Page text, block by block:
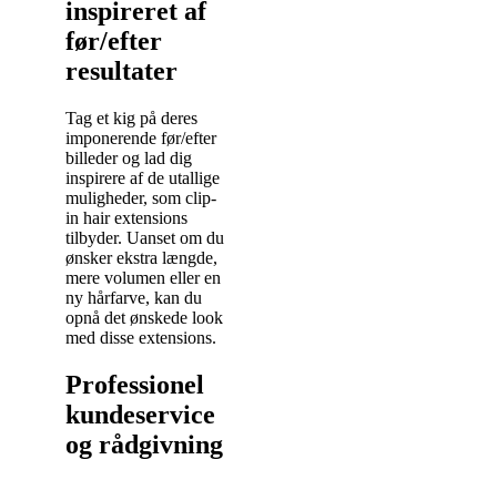
inspireret af
før/efter
resultater
Tag et kig på deres
imponerende før/efter
billeder og lad dig
inspirere af de utallige
muligheder, som clip-
in hair extensions
tilbyder. Uanset om du
ønsker ekstra længde,
mere volumen eller en
ny hårfarve, kan du
opnå det ønskede look
med disse extensions.
Professionel
kundeservice
og rådgivning